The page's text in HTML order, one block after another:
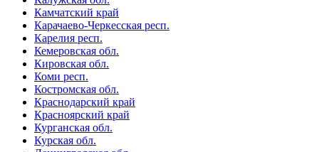
Камчатский край
Карачаево-Черкесская респ.
Карелия респ.
Кемеровская обл.
Кировская обл.
Коми респ.
Костромская обл.
Краснодарский край
Красноярский край
Курганская обл.
Курская обл.